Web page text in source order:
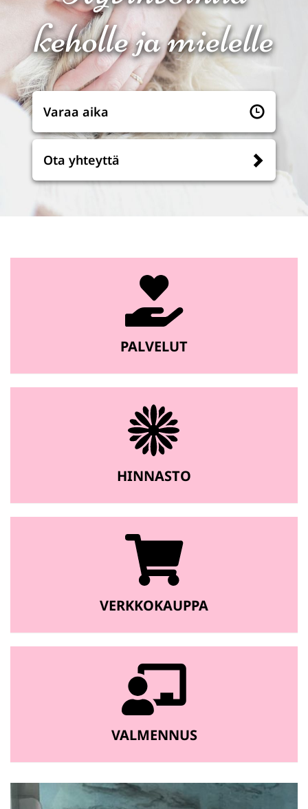
keholle ja mielelle
Varaa aika
Ota yhteyttä
PALVELUT
HINNASTO
VERKKOKAUPPA
VALMENNUS